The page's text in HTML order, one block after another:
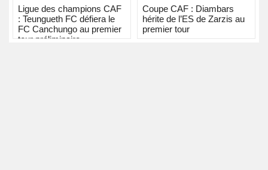
Ligue des champions CAF
: Teungueth FC défiera le
FC Canchungo au premier
tour préliminaire
Coupe CAF : Diambars
hérite de l’ES de Zarzis au
premier tour